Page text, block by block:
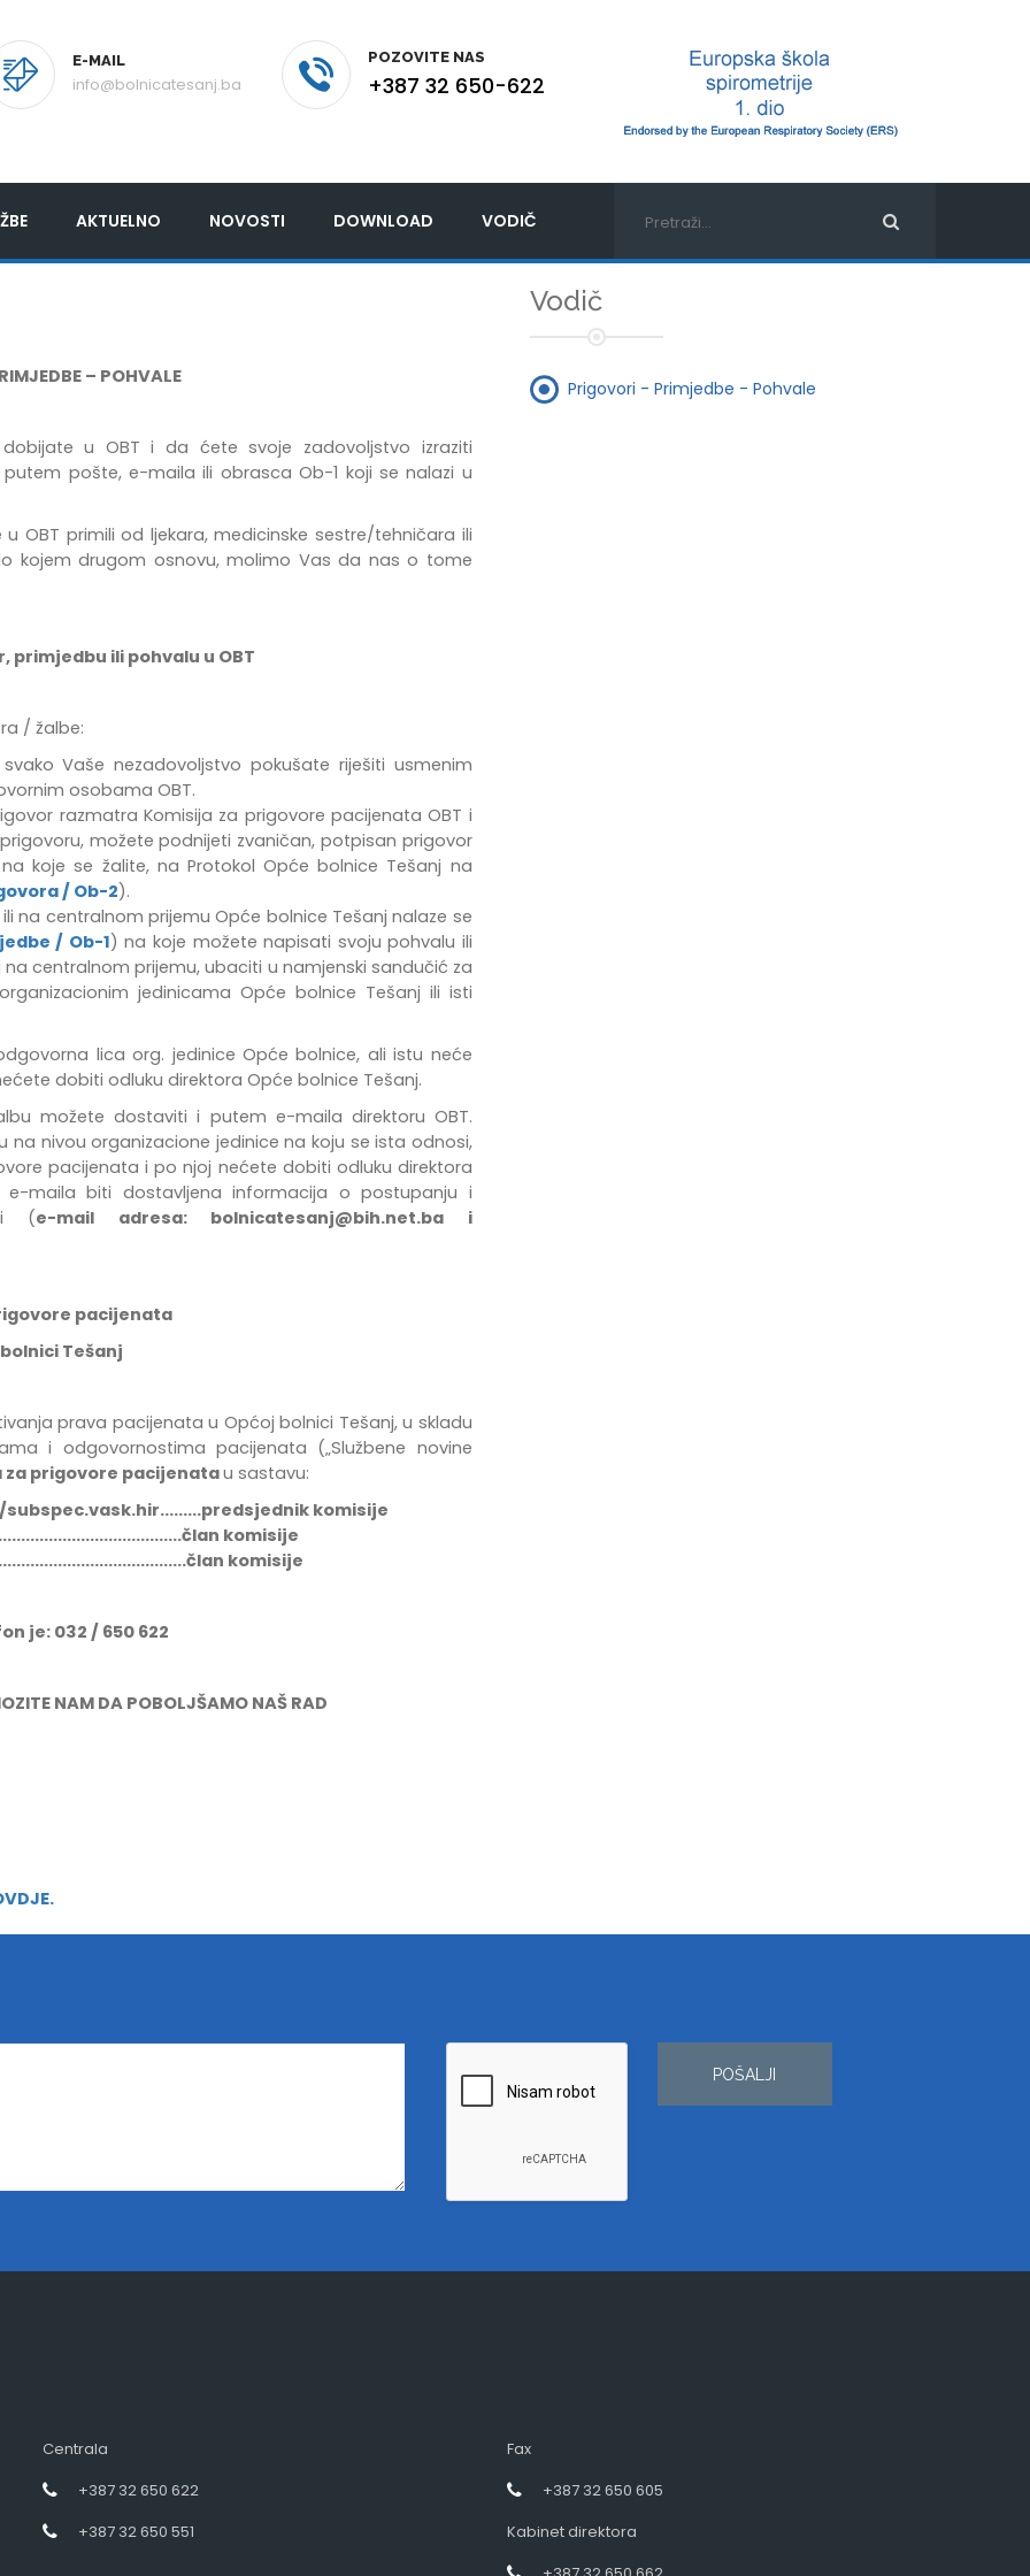
E-MAIL
info@bolnicatesanj.ba
POZOVITE NAS
+387 32 650-622
AKTUELNO NOVOSTI DOWNLOAD VODIČ
– POHVALE
u OBT i da ćete svoje zadovoljstvo izraziti
pošte, e-maila ili obrasca Ob-1 koji se nalazi u
OBT primili od ljekara, medicinske sestre/tehničara ili
kojem drugom osnovu, molimo Vas da nas o tome
primjedbu ili pohvalu u OBT
/ žalbe:
Vaše nezadovoljstvo pokušate riješiti usmenim
osobama OBT.
razmatra Komisija za prigovore pacijenata OBT i
možete podnijeti zvaničan, potpisan prigovor
koje se žalite, na Protokol Opće bolnice Tešanj na
/ Ob-2).
na centralnom prijemu Opće bolnice Tešanj nalaze se
/ Ob-1) na koje možete napisati svoju pohvalu ili
centralnom prijemu, ubaciti u namjenski sandučić za
jedinicama Opće bolnice Tešanj ili isti
lica org. jedinice Opće bolnice, ali istu neće
dobiti odluku direktora Opće bolnice Tešanj.
možete dostaviti i putem e-maila direktoru OBT.
na nivou organizacione jedinice na koju se ista odnosi,
pacijenata i po njoj nećete dobiti odluku direktora
maila biti dostavljena informacija o postupanju i
(e-mail adresa: bolnicatesanj@bih.net.ba i
pacijenata
Tešanj
prava pacijenata u Općoj bolnici Tešanj,u skladu
i odgovornostima pacijenata („Službene novine
za prigovore pacijenatau sastavu:
komisije
komisije
komisije
je: 032 / 650 622
NAM DA POBOLJŠAMO NAŠ RAD
Vodič
Prigovori - Primjedbe - Pohvale
POŠALJI
Centrala
+387 32 650 622
+387 32 650 551
Fax
+387 32 650 605
Kabinet direktora